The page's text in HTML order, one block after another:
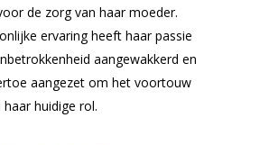
de zorg van haar moeder.
ervaring heeft haar passie
aangewakkerd en
aangezet om het voortouw
huidige rol.